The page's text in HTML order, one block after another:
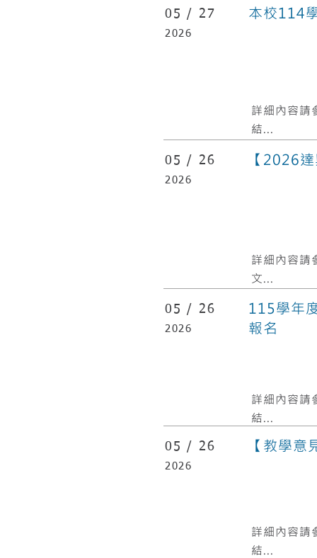
05 / 27
2026
本校114
詳細內容請
結...
05 / 26
2026
【2026
詳細內容請
文...
05 / 26
2026
【教學
詳細內容請
結...
05 / 26
2026
115學年
報名
詳細內容請
結...